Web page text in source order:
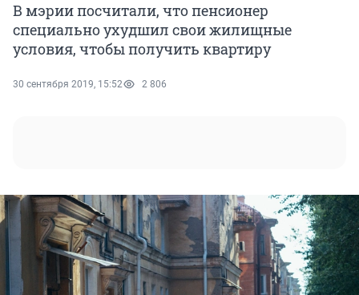
В мэрии посчитали, что пенсионер
специально ухудшил свои жилищные
условия, чтобы получить квартиру
30 сентября 2019, 15:52 2 806